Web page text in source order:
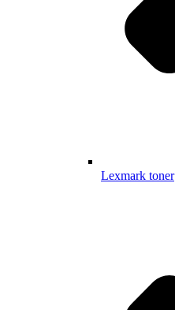
Lexmark toner